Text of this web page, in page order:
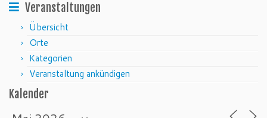
Veranstaltungen
Übersicht
Orte
Kategorien
Veranstaltung ankündigen
Kalender